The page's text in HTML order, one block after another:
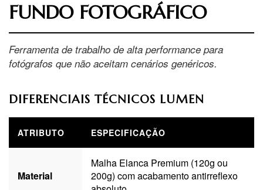
FUNDO FOTOGRÁFICO
Ferramenta de trabalho de alta performance para
fotógrafos que não aceitam cenários genéricos.
DIFERENCIAIS TÉCNICOS LUMEN
ATRIBUTO ESPECIFICAÇÃO
Material
Malha Elanca Premium (120g ou
200g) com acabamento antirreflexo